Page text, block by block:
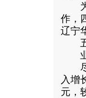
为
作，
辽宁
五
业
尽
入增
元，